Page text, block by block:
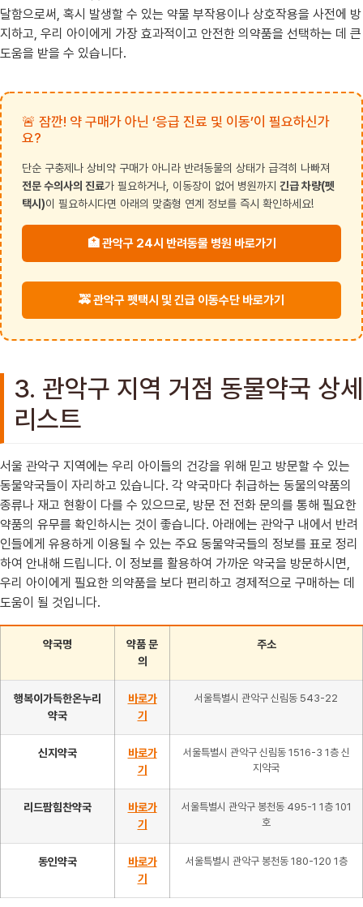
달함으로써, 혹시 발생할 수 있는 약물 부작용이나 상호작용을 사전에 방
지하고, 우리 아이에게 가장 효과적이고 안전한 의약품을 선택하는 데 큰
도움을 받을 수 있습니다.
🚨 잠깐! 약 구매가 아닌 ‘응급 진료 및 이동’이 필요하신가
요?
단순 구충제나 상비약 구매가 아니라 반려동물의 상태가 급격히 나빠져
전문 수의사의 진료가 필요하거나, 이동장이 없어 병원까지 긴급 차량(펫
택시)이 필요하시다면 아래의 맞춤형 연계 정보를 즉시 확인하세요!
🏥 관악구 24시 반려동물 병원 바로가기
🚕 관악구 펫택시 및 긴급 이동수단 바로가기
3. 관악구 지역 거점 동물약국 상세
리스트
서울 관악구 지역에는 우리 아이들의 건강을 위해 믿고 방문할 수 있는
동물약국들이 자리하고 있습니다. 각 약국마다 취급하는 동물의약품의
종류나 재고 현황이 다를 수 있으므로, 방문 전 전화 문의를 통해 필요한
약품의 유무를 확인하시는 것이 좋습니다. 아래에는 관악구 내에서 반려
인들에게 유용하게 이용될 수 있는 주요 동물약국들의 정보를 표로 정리
하여 안내해 드립니다. 이 정보를 활용하여 가까운 약국을 방문하시면,
우리 아이에게 필요한 의약품을 보다 편리하고 경제적으로 구매하는 데
도움이 될 것입니다.
약국명
약품 문
의
주소
행복이가득한온누리
약국
바로가
기
서울특별시 관악구 신림동 543-22
신지약국
바로가
기
서울특별시 관악구 신림동 1516-3 1층 신
지약국
리드팜힘찬약국
바로가
기
서울특별시 관악구 봉천동 495-1 1층 101
호
동인약국
바로가
기
서울특별시 관악구 봉천동 180-120 1층